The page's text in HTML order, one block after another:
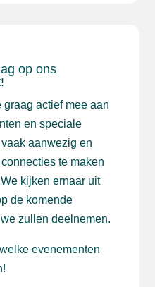
op ons
graag actief mee aan
en speciale
aanwezig en
te maken
kijken ernaar uit
de komende
zullen deelnemen.
evenementen